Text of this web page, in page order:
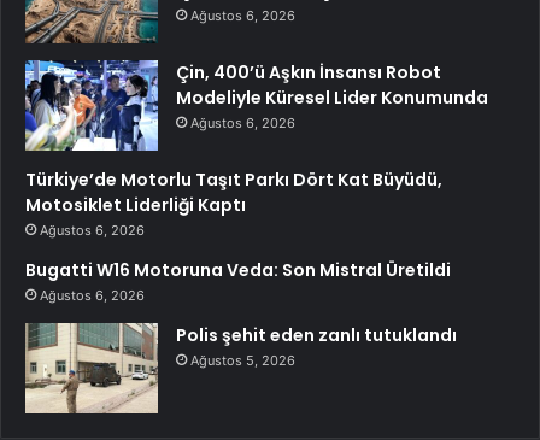
Ağustos 6, 2026
Çin, 400’ü Aşkın İnsansı Robot
Modeliyle Küresel Lider Konumunda
Ağustos 6, 2026
Türkiye’de Motorlu Taşıt Parkı Dört Kat Büyüdü,
Motosiklet Liderliği Kaptı
Ağustos 6, 2026
Bugatti W16 Motoruna Veda: Son Mistral Üretildi
Ağustos 6, 2026
Polis şehit eden zanlı tutuklandı
Ağustos 5, 2026